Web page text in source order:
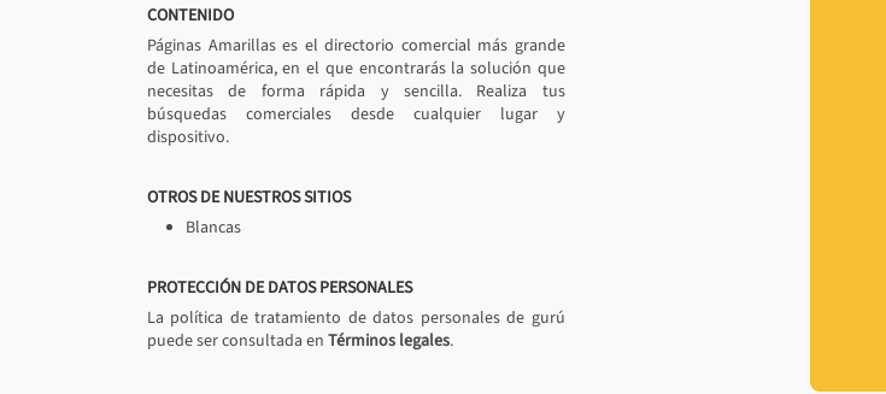
CONTENIDO
Páginas Amarillas es el directorio comercial más grande
de Latinoamérica, en el que encontrarás la solución que
necesitas de forma rápida y sencilla. Realiza tus
búsquedas comerciales desde cualquier lugar y
dispositivo.
OTROS DE NUESTROS SITIOS
Blancas
PROTECCIÓN DE DATOS PERSONALES
La política de tratamiento de datos personales de gurú
puede ser consultada en Términos legales.